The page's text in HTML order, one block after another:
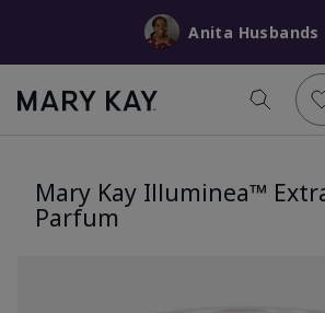
Anita Husbands
Mary Kay Illuminea™
Parfum